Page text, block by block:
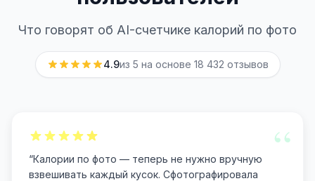
Что говорят об AI-счетчике калорий по фото
4.9из 5 на основе 18 432 отзывов
“
“Калории по фото — теперь не нужно вручную
взвешивать каждый кусок. Сфотографировала